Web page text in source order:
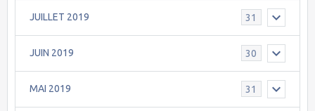
JUILLET 2019 31
JUIN 2019 30
MAI 2019 31